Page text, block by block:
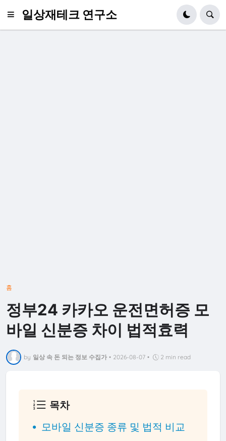
일상재테크 연구소
홈
정부24 카카오 운전면허증 모
바일 신분증 차이 법적효력
by 일상 속 돈 되는 정보 수집가 • 2026-08-07 • 2 min read
목차
모바일 신분증 종류 및 법적 비교